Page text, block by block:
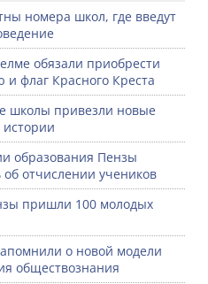
номера школ, где введут
обязали приобрести
и флаг Красного Креста
школы привезли новые
образования Пензы
об отчислении учеников
пришли 100 молодых
о новой модели
обществознания